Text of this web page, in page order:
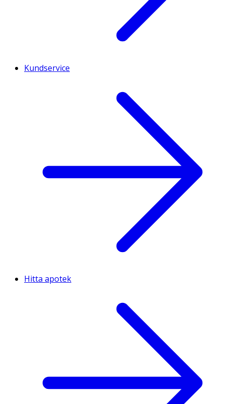
Kundservice
Hitta apotek